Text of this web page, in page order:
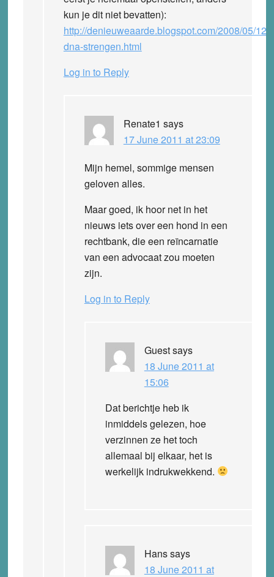
kun je dit niet bevatten):
http://denieuweaarde.blogspot.com/2008/05/12-
dna-strengen.html
Log in to Reply
Renate1 says
17 June 2011 at 23:09
Mijn hemel, sommige mensen
geloven alles.
Maar goed, ik hoor net in het
nieuws iets over een hond in een
rechtbank, die een reïncarnatie
van een advocaat zou moeten
zijn.
Log in to Reply
Guestsays
18 June 2011 at
15:06
Dat berichtje heb ik
inmiddels gelezen, hoe
verzinnen ze het toch
allemaal bij elkaar, het is
werkelijk indrukwekkend.
Hanssays
18 June 2011 at